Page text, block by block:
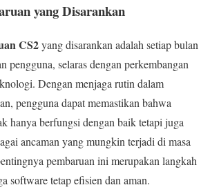
yang Disarankan
CS2yang disarankan adalah setiap bulan
pengguna, selaras dengan perkembangan
Dengan menjaga rutin dalam
pengguna dapat memastikan bahwa
hanya berfungsi dengan baik tetapi juga
ancaman yang mungkin terjadi di masa
pembaruan ini merupakan langkah
software tetap efisien dan aman.